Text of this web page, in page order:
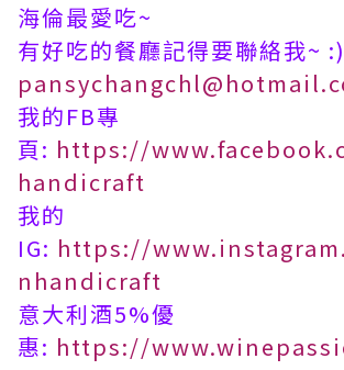
​海倫最愛吃~
有好吃的餐廳記得要聯絡我~ :)
我的FB專
頁: https://
handicraft
我的
IG: https://
nhandicraft
意大利酒5%優
惠: https://